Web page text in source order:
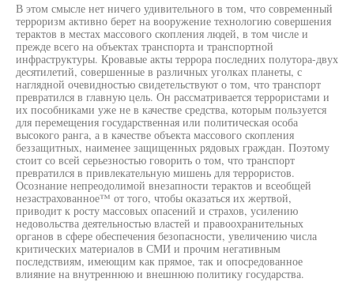
В этом смысле нет ничего удивительного в том, что современный
терроризм активно берет на вооружение технологию совершения
терактов в местах массового скопления людей, в том числе и
прежде всего на объектах транспорта и транспортной
инфраструктуры. Кровавые акты террора последних полутора-двух
десятилетий, совершенные в различных уголках планеты, с
наглядной очевидностью свидетельствуют о том, что транспорт
превратился в главную цель. Он рассматривается террористами и
их пособниками уже не в качестве средства, которым пользуется
для перемещения государственная или политическая особа
высокого ранга, а в качестве объекта массового скопления
беззащитных, наименее защищенных рядовых граждан. Поэтому
стоит со всей серьезностью говорить о том, что транспорт
превратился в привлекательную мишень для террористов.
Осознание непреодолимой внезапности терактов и всеобщей
незастрахованное™ от того, чтобы оказаться их жертвой,
приводит к росту массовых опасений и страхов, усилению
недовольства деятельностью властей и правоохранительных
органов в сфере обеспечения безопасности, увеличению числа
критических материалов в СМИ и прочим негативным
последствиям, имеющим как прямое, так и опосредованное
влияние на внутреннюю и внешнюю политику государства.